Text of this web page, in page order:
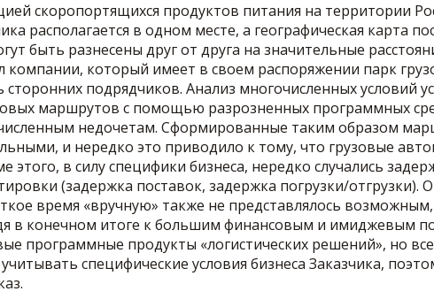
скоропортящихся продуктов питания на территории
располагается в одном месте, а географическая карта
быть разнесены друг от друга на значительные
компании, который имеет в своем распоряжении парк
подрядчиков. Анализ многочисленных условий
маршрутов с помощью разрозненных программных
недочетам. Сформированные таким образом
и нередко это приводило к тому, что грузовые
этого, в силу специфики бизнеса, нередко случались
(задержка поставок, задержка погрузки/отгрузки).
время «вручную» также не представлялось
в конечном итоге к большим финансовым и имиджевым
программные продукты «логистических решений», но
специфические условия бизнеса Заказчика,